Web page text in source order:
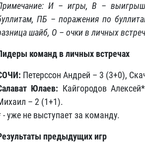
И – игры, В –
ПБ – поражения по
шайб, О – очки в личных
команд в личных встречах
Петерссон Андрей – 3 (3+0),
Юлаев: Кайгородов
– 2 (1+1).
- уже не выступает за команду.
предыдущих игр